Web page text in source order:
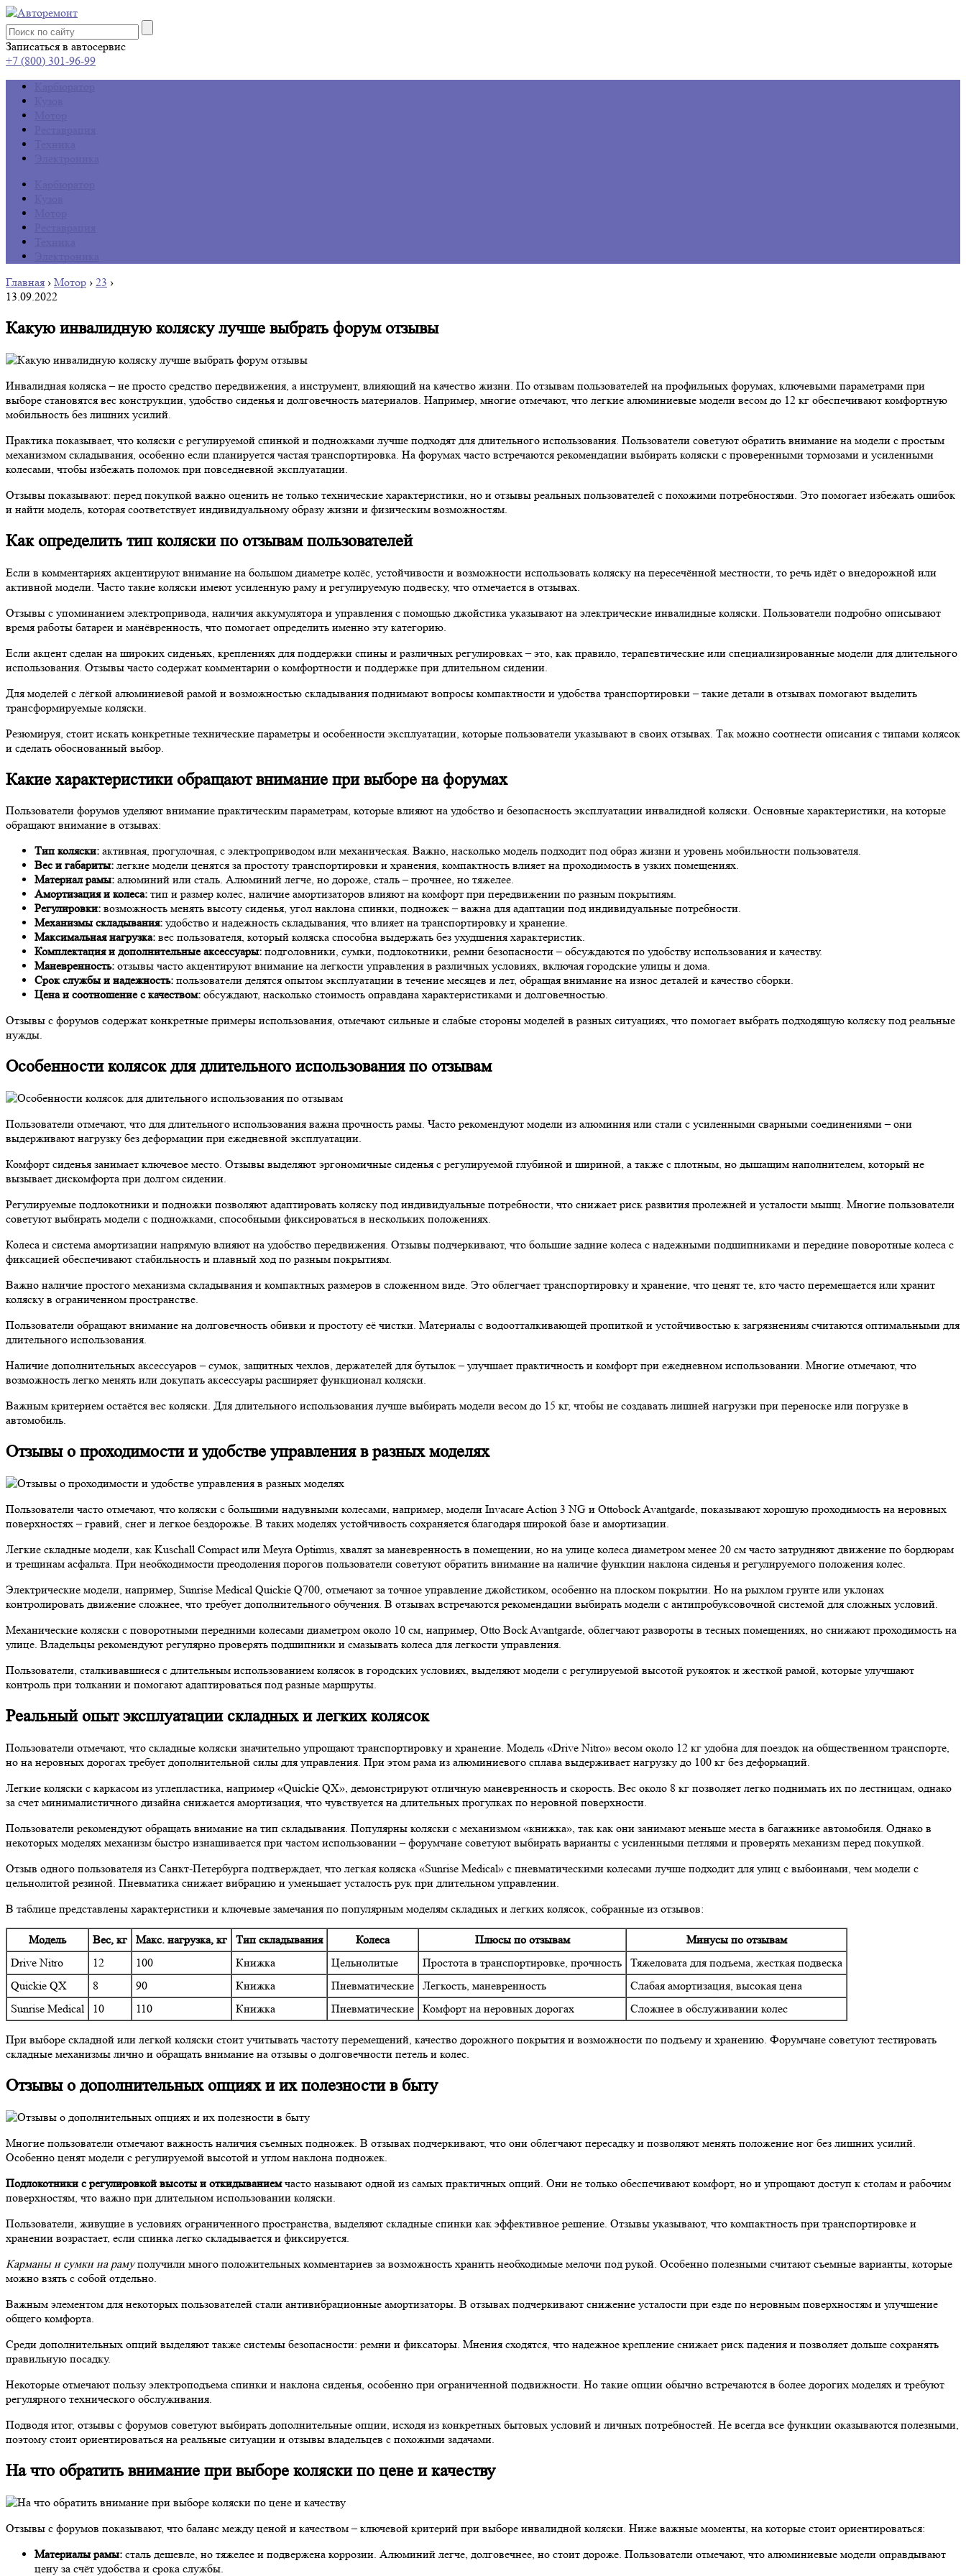
Записаться в автосервис
+7 (800) 301-96-99
Главная › Мотор › 23 ›
13.09.2022
Какую инвалидную коляску лучше выбрать форум отзывы
Инвалидная коляска – не просто средство передвижения, а инструмент, влияющий на качество жизни. По отзывам пользователей на профильных форумах, ключевыми параметрами при
выборе становятся вес конструкции, удобство сиденья и долговечность материалов. Например, многие отмечают, что легкие алюминиевые модели весом до 12 кг обеспечивают комфортную
мобильность без лишних усилий.
Практика показывает, что коляски с регулируемой спинкой и подножками лучше подходят для длительного использования. Пользователи советуют обратить внимание на модели с простым
механизмом складывания, особенно если планируется частая транспортировка. На форумах часто встречаются рекомендации выбирать коляски с проверенными тормозами и усиленными
колесами, чтобы избежать поломок при повседневной эксплуатации.
Отзывы показывают: перед покупкой важно оценить не только технические характеристики, но и отзывы реальных пользователей с похожими потребностями. Это помогает избежать ошибок
и найти модель, которая соответствует индивидуальному образу жизни и физическим возможностям.
Как определить тип коляски по отзывам пользователей
Если в комментариях акцентируют внимание на большом диаметре колёс, устойчивости и возможности использовать коляску на пересечённой местности, то речь идёт о внедорожной или
активной модели. Часто такие коляски имеют усиленную раму и регулируемую подвеску, что отмечается в отзывах.
Отзывы с упоминанием электропривода, наличия аккумулятора и управления с помощью джойстика указывают на электрические инвалидные коляски. Пользователи подробно описывают
время работы батареи и манёвренность, что помогает определить именно эту категорию.
Если акцент сделан на широких сиденьях, креплениях для поддержки спины и различных регулировках – это, как правило, терапевтические или специализированные модели для длительного
использования. Отзывы часто содержат комментарии о комфортности и поддержке при длительном сидении.
Для моделей с лёгкой алюминиевой рамой и возможностью складывания поднимают вопросы компактности и удобства транспортировки – такие детали в отзывах помогают выделить
трансформируемые коляски.
Резюмируя, стоит искать конкретные технические параметры и особенности эксплуатации, которые пользователи указывают в своих отзывах. Так можно соотнести описания с типами колясок
и сделать обоснованный выбор.
Какие характеристики обращают внимание при выборе на форумах
Пользователи форумов уделяют внимание практическим параметрам, которые влияют на удобство и безопасность эксплуатации инвалидной коляски. Основные характеристики, на которые
обращают внимание в отзывах:
Тип коляски: активная, прогулочная, с электроприводом или механическая. Важно, насколько модель подходит под образ жизни и уровень мобильности пользователя.
Вес и габариты: легкие модели ценятся за простоту транспортировки и хранения, компактность влияет на проходимость в узких помещениях.
Материал рамы: алюминий или сталь. Алюминий легче, но дороже, сталь – прочнее, но тяжелее.
Амортизация и колеса: тип и размер колес, наличие амортизаторов влияют на комфорт при передвижении по разным покрытиям.
Регулировки: возможность менять высоту сиденья, угол наклона спинки, подножек – важна для адаптации под индивидуальные потребности.
Механизмы складывания: удобство и надежность складывания, что влияет на транспортировку и хранение.
Максимальная нагрузка: вес пользователя, который коляска способна выдержать без ухудшения характеристик.
Комплектация и дополнительные аксессуары: подголовники, сумки, подлокотники, ремни безопасности – обсуждаются по удобству использования и качеству.
Маневренность: отзывы часто акцентируют внимание на легкости управления в различных условиях, включая городские улицы и дома.
Срок службы и надежность: пользователи делятся опытом эксплуатации в течение месяцев и лет, обращая внимание на износ деталей и качество сборки.
Цена и соотношение с качеством: обсуждают, насколько стоимость оправдана характеристиками и долговечностью.
Отзывы с форумов содержат конкретные примеры использования, отмечают сильные и слабые стороны моделей в разных ситуациях, что помогает выбрать подходящую коляску под реальные
нужды.
Особенности колясок для длительного использования по отзывам
Пользователи отмечают, что для длительного использования важна прочность рамы. Часто рекомендуют модели из алюминия или стали с усиленными сварными соединениями – они
выдерживают нагрузку без деформации при ежедневной эксплуатации.
Комфорт сиденья занимает ключевое место. Отзывы выделяют эргономичные сиденья с регулируемой глубиной и шириной, а также с плотным, но дышащим наполнителем, который не
вызывает дискомфорта при долгом сидении.
Регулируемые подлокотники и подножки позволяют адаптировать коляску под индивидуальные потребности, что снижает риск развития пролежней и усталости мышц. Многие пользователи
советуют выбирать модели с подножками, способными фиксироваться в нескольких положениях.
Колеса и система амортизации напрямую влияют на удобство передвижения. Отзывы подчеркивают, что большие задние колеса с надежными подшипниками и передние поворотные колеса с
фиксацией обеспечивают стабильность и плавный ход по разным покрытиям.
Важно наличие простого механизма складывания и компактных размеров в сложенном виде. Это облегчает транспортировку и хранение, что ценят те, кто часто перемещается или хранит
коляску в ограниченном пространстве.
Пользователи обращают внимание на долговечность обивки и простоту её чистки. Материалы с водоотталкивающей пропиткой и устойчивостью к загрязнениям считаются оптимальными для
длительного использования.
Наличие дополнительных аксессуаров – сумок, защитных чехлов, держателей для бутылок – улучшает практичность и комфорт при ежедневном использовании. Многие отмечают, что
возможность легко менять или докупать аксессуары расширяет функционал коляски.
Важным критерием остаётся вес коляски. Для длительного использования лучше выбирать модели весом до 15 кг, чтобы не создавать лишней нагрузки при переноске или погрузке в
автомобиль.
Отзывы о проходимости и удобстве управления в разных моделях
Пользователи часто отмечают, что коляски с большими надувными колесами, например, модели Invacare Action 3 NG и Ottobock Avantgarde, показывают хорошую проходимость на неровных
поверхностях – гравий, снег и легкое бездорожье. В таких моделях устойчивость сохраняется благодаря широкой базе и амортизации.
Легкие складные модели, как Kuschall Compact или Meyra Optimus, хвалят за маневренность в помещении, но на улице колеса диаметром менее 20 см часто затрудняют движение по бордюрам
и трещинам асфальта. При необходимости преодоления порогов пользователи советуют обратить внимание на наличие функции наклона сиденья и регулируемого положения колес.
Электрические модели, например, Sunrise Medical Quickie Q700, отмечают за точное управление джойстиком, особенно на плоском покрытии. Но на рыхлом грунте или уклонах
контролировать движение сложнее, что требует дополнительного обучения. В отзывах встречаются рекомендации выбирать модели с антипробуксовочной системой для сложных условий.
Механические коляски с поворотными передними колесами диаметром около 10 см, например, Otto Bock Avantgarde, облегчают развороты в тесных помещениях, но снижают проходимость на
улице. Владельцы рекомендуют регулярно проверять подшипники и смазывать колеса для легкости управления.
Пользователи, сталкивавшиеся с длительным использованием колясок в городских условиях, выделяют модели с регулируемой высотой рукояток и жесткой рамой, которые улучшают
контроль при толкании и помогают адаптироваться под разные маршруты.
Реальный опыт эксплуатации складных и легких колясок
Пользователи отмечают, что складные коляски значительно упрощают транспортировку и хранение. Модель «Drive Nitro» весом около 12 кг удобна для поездок на общественном транспорте,
но на неровных дорогах требует дополнительной силы для управления. При этом рама из алюминиевого сплава выдерживает нагрузку до 100 кг без деформаций.
Легкие коляски с каркасом из углепластика, например «Quickie QX», демонстрируют отличную маневренность и скорость. Вес около 8 кг позволяет легко поднимать их по лестницам, однако
за счет минималистичного дизайна снижается амортизация, что чувствуется на длительных прогулках по неровной поверхности.
Пользователи рекомендуют обращать внимание на тип складывания. Популярны коляски с механизмом «книжка», так как они занимают меньше места в багажнике автомобиля. Однако в
некоторых моделях механизм быстро изнашивается при частом использовании – форумчане советуют выбирать варианты с усиленными петлями и проверять механизм перед покупкой.
Отзыв одного пользователя из Санкт-Петербурга подтверждает, что легкая коляска «Sunrise Medical» с пневматическими колесами лучше подходит для улиц с выбоинами, чем модели с
цельнолитой резиной. Пневматика снижает вибрацию и уменьшает усталость рук при длительном управлении.
В таблице представлены характеристики и ключевые замечания по популярным моделям складных и легких колясок, собранные из отзывов:
Модель Вес, кг Макс. нагрузка, кг Тип складывания Колеса Плюсы по отзывам
Минусы по отзывам
Drive Nitro
12 100 Книжка Цельнолитые Простота в транспортировке, прочность
Тяжеловата для подъема, жесткая подвеска
Quickie QX
8 90 Книжка Пневматические Легкость, маневренность
Слабая амортизация, высокая цена
Sunrise Medical
10 110 Книжка Пневматические Комфорт на неровных дорогах Сложнее в обслуживании колес
При выборе складной или легкой коляски стоит учитывать частоту перемещений, качество дорожного покрытия и возможности по подъему и хранению. Форумчане советуют тестировать
складные механизмы лично и обращать внимание на отзывы о долговечности петель и колес.
Отзывы о дополнительных опциях и их полезности в быту
Многие пользователи отмечают важность наличия съемных подножек. В отзывах подчеркивают, что они облегчают пересадку и позволяют менять положение ног без лишних усилий.
Особенно ценят модели с регулируемой высотой и углом наклона подножек.
Подлокотники с регулировкой высоты и откидываниемчасто называют одной из самых практичных опций. Они не только обеспечивают комфорт, но и упрощают доступ к столам и рабочим
поверхностям, что важно при длительном использовании коляски.
Пользователи, живущие в условиях ограниченного пространства, выделяют складные спинки как эффективное решение. Отзывы указывают, что компактность при транспортировке и
хранении возрастает, если спинка легко складывается и фиксируется.
Карманы и сумки на рамуполучили много положительных комментариев за возможность хранить необходимые мелочи под рукой. Особенно полезными считают съемные варианты, которые
можно взять с собой отдельно.
Важным элементом для некоторых пользователей стали антивибрационные амортизаторы. В отзывах подчеркивают снижение усталости при езде по неровным поверхностям и улучшение
общего комфорта.
Среди дополнительных опций выделяют также системы безопасности: ремни и фиксаторы. Мнения сходятся, что надежное крепление снижает риск падения и позволяет дольше сохранять
правильную посадку.
Некоторые отмечают пользу электроподъема спинки и наклона сиденья, особенно при ограниченной подвижности. Но такие опции обычно встречаются в более дорогих моделях и требуют
регулярного технического обслуживания.
Подводя итог, отзывы с форумов советуют выбирать дополнительные опции, исходя из конкретных бытовых условий и личных потребностей. Не всегда все функции оказываются полезными,
поэтому стоит ориентироваться на реальные ситуации и отзывы владельцев с похожими задачами.
На что обратить внимание при выборе коляски по цене и качеству
Отзывы с форумов показывают, что баланс между ценой и качеством – ключевой критерий при выборе инвалидной коляски. Ниже важные моменты, на которые стоит ориентироваться:
Материалы рамы: сталь дешевле, но тяжелее и подвержена коррозии. Алюминий легче, долговечнее, но стоит дороже. Пользователи отмечают, что алюминиевые модели оправдывают
цену за счёт удобства и срока службы.